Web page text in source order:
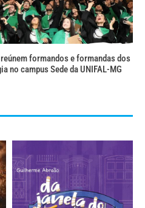
formandos e formandas dos
no campus Sede da UNIFAL-MG